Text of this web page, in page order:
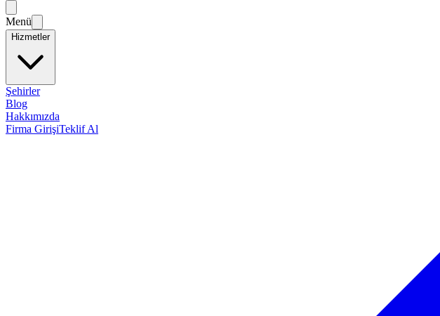
Menü
Hizmetler
Şehirler
Blog
Hakkımızda
Firma GirişiTeklif Al